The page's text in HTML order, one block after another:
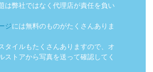
は弊社ではなく代理店が責任を負い
ジには無料のものがたくさんありま
タイルもたくさんありますので、オ
ストアから写真を送って確認してく